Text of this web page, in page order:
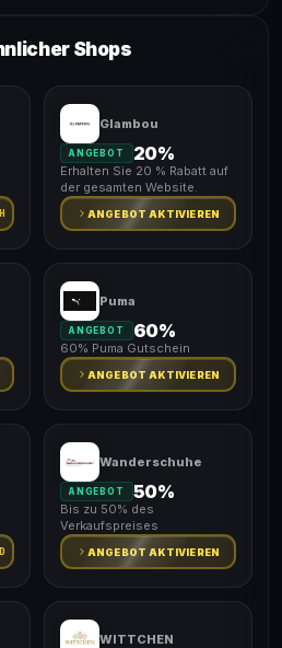
Shops
Glambou
ANGEBOT 20%
Erhalten Sie 20 % Rabatt auf
der gesamten Website.
ANGEBOT AKTIVIEREN
Puma
ANGEBOT 60%
60% Puma Gutschein
ANGEBOT AKTIVIEREN
Wanderschuhe
ANGEBOT 50%
Bis zu 50% des
Verkaufspreises
ANGEBOT AKTIVIEREN
WITTCHEN